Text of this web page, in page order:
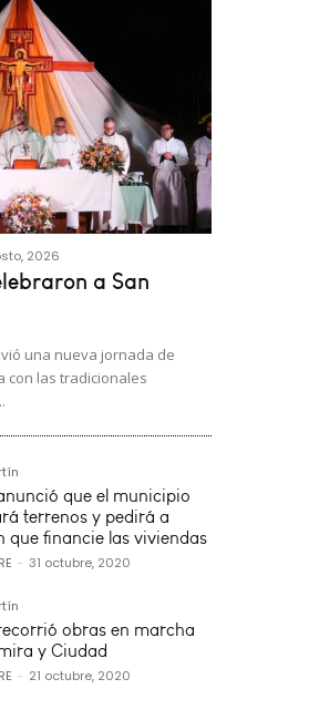
2026
a San
una nueva jornada de
con las tradicionales
que el municipio
terrenos y pedirá a
que financie las viviendas
- 31 octubre, 2020
obras en marcha
y Ciudad
- 21 octubre, 2020